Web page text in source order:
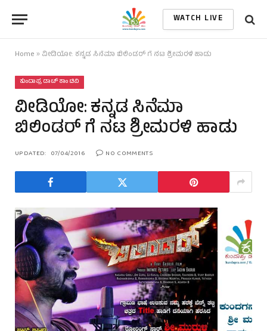
WATCH LIVE
Home » ವೀಡಿಯೋ: ಕನ್ನಡ ಸಿನೆಮಾ ಬಿಲಿಂಡರ್ ಗೆ ನಟ ಶ್ರೀಮರಳಿ ಹಾಡು
ಕುಂದಾಪ್ರ ಡಾಟ್ ಕಾಂ ಟಿವಿ
ವೀಡಿಯೋ: ಕನ್ನಡ ಸಿನೆಮಾ
ಬಿಲಿಂಡರ್ ಗೆ ನಟ ಶ್ರೀಮರಳಿ ಹಾಡು
UPDATED: 07/04/2016 NO COMMENTS